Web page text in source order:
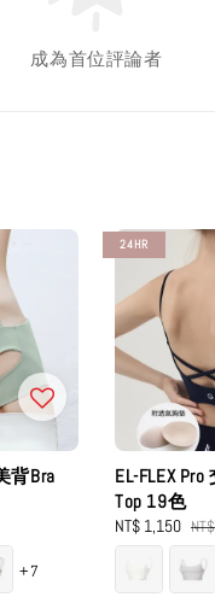
成為首位評論者
背Bra
+7
24HR
EL-FLEX
Top 19色
Sale
price
NT$ 1,150